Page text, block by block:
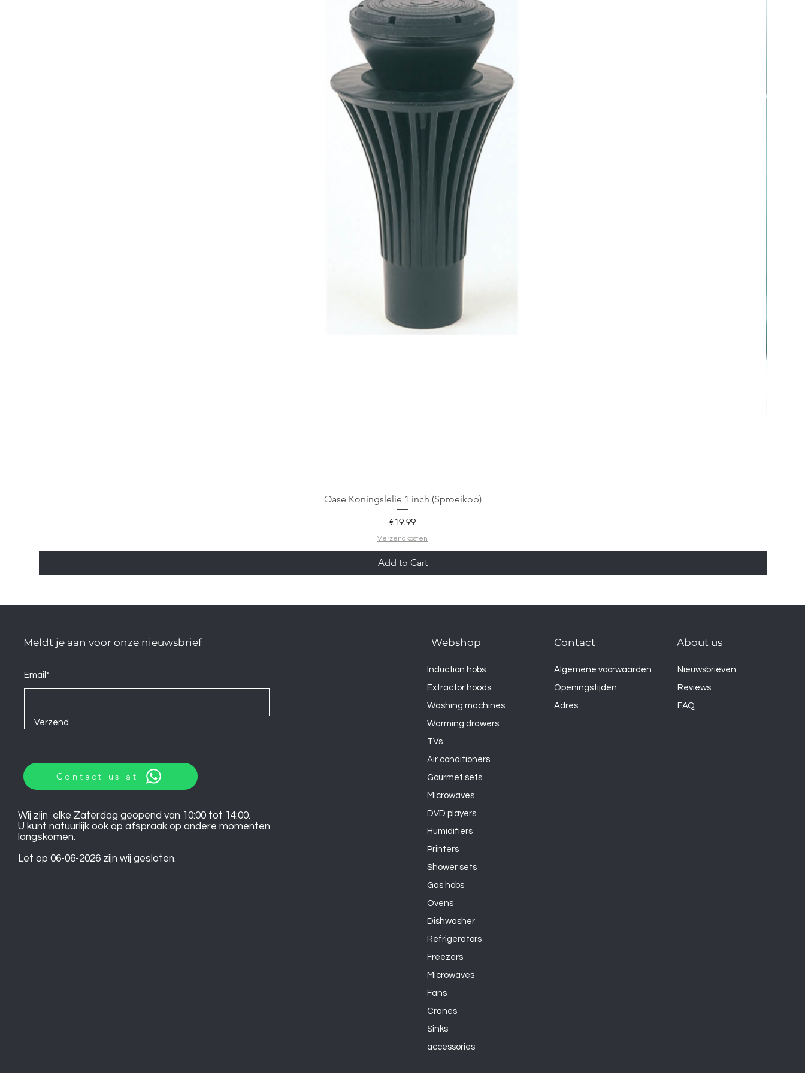
Oase Koningslelie 1 inch (Sproeikop)
Price
€19.99
Verzendkosten
Add to Cart
Meldt je aan voor onze nieuwsbrief
Email*
Verzend
Contact us at
Wij zijn elke Zaterdag geopend van 10:00 tot 14:00.
U kunt natuurlijk ook op afspraak op andere momenten
langskomen.
Let op 06-06-2026 zijn wij gesloten.
Webshop
Induction hobs
Extractor hoods
Washing machines
Warming drawers
TVs
Air conditioners
Gourmet sets
Microwaves
DVD players
Humidifiers
Printers
Shower sets
Gas hobs
Ovens
Dishwasher
Refrigerators
Freezers
Microwaves
Fans
Cranes
Sinks
accessories
About us
Nieuwsbrieven
Reviews
FAQ
Contact
Algemene voorwaarden
Openingstijden
Adres